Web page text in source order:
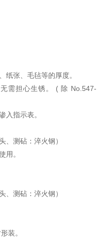
纸张、毛毡等的厚度。
需担心生锈。 ( 除 No.547-
入指示表。
、测砧：淬火钢）
用。
、测砧：淬火钢）
装。